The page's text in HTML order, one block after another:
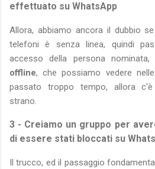
effettuato su WhatsApp
Allora, abbiamo ancora il dubbio
telefoni è senza linea, quindi
accesso della persona
offline, che possiamo vedere
passato troppo tempo, allora
strano.
3 - Creiamo un gruppo per
di essere stati bloccati su
Il trucco, ed il passaggio